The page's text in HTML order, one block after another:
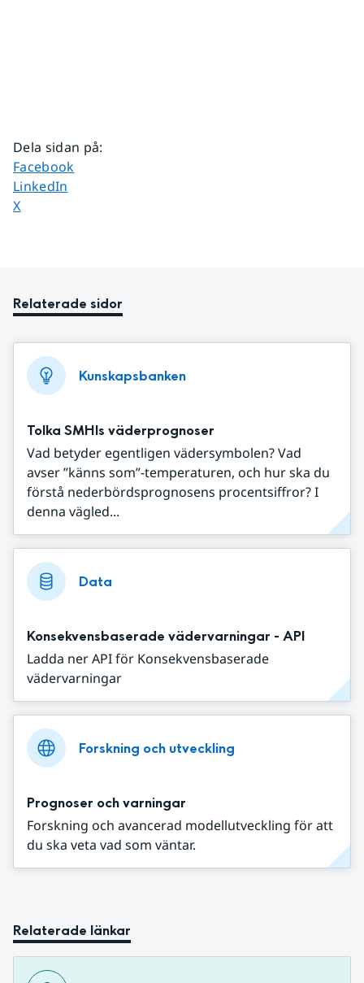
Dela sidan på:
Dela sidan på
Facebook
Dela sidan på
LinkedIn
Dela sidan på
X
Relaterade sidor
Kunskapsbanken
Tolka SMHIs väderprognoser
Vad betyder egentligen vädersymbolen? Vad
avser ”känns som”-temperaturen, och hur ska du
förstå nederbördsprognosens procentsiffror? I
denna vägled...
Data
Konsekvensbaserade vädervarningar - API
Ladda ner API för Konsekvensbaserade
vädervarningar
Forskning och utveckling
Prognoser och varningar
Forskning och avancerad modellutveckling för att
du ska veta vad som väntar.
Relaterade länkar